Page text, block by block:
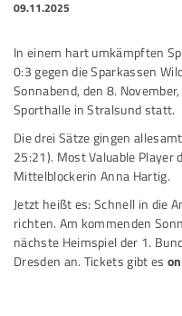
09.11.2025
In einem hart umkämpften
0:3 gegen die Sparkassen
Sonnabend, den 8.
Sporthalle in Stralsund statt.
Die drei Sätze gingen
25:21). Most Valuable Player
Mittelblockerin Anna Hartig.
Jetzt heißt es: Schnell in die
richten. Am kommenden
nächste Heimspiel der 1.
Dresden an. Tickets gibt es